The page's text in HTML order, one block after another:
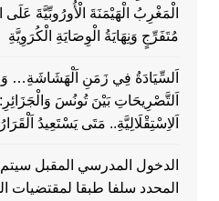
مُتَفَرِّجٍ وَنِهَايَةُ الْوِصَايَةِ الْكُرَوِيَّةِ
اَلسِّيَادَةُ فِي زَمَنِ اَلْهَشَاشَةِ…
اَلتَّصْرِيحَاتِ بَيْنَ تُونُسَ
اَلاِسْتِقْلَالِيَّةِ.. مَتَى يَسْتَعِيدُ
الدخول المدرسي المقبل
المحدد سلفا طبقا لمقتضیات